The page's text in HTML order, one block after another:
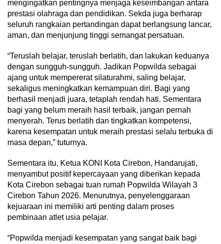
mengingatkan pentingnya menjaga keseimbangan antara
prestasi olahraga dan pendidikan. Sekda juga berharap
seluruh rangkaian pertandingan dapat berlangsung lancar,
aman, dan menjunjung tinggi semangat persatuan.
“Teruslah belajar, teruslah berlatih, dan lakukan keduanya
dengan sungguh-sungguh. Jadikan Popwilda sebagai
ajang untuk mempererat silaturahmi, saling belajar,
sekaligus meningkatkan kemampuan diri. Bagi yang
berhasil menjadi juara, tetaplah rendah hati. Sementara
bagi yang belum meraih hasil terbaik, jangan pernah
menyerah. Terus berlatih dan tingkatkan kompetensi,
karena kesempatan untuk meraih prestasi selalu terbuka di
masa depan,” tuturnya.
Sementara itu, Ketua KONI Kota Cirebon, Handarujati,
menyambut positif kepercayaan yang diberikan kepada
Kota Cirebon sebagai tuan rumah Popwilda Wilayah 3
Cirebon Tahun 2026. Menurutnya, penyelenggaraan
kejuaraan ini memiliki arti penting dalam proses
pembinaan atlet usia pelajar.
“Popwilda menjadi kesempatan yang sangat baik bagi